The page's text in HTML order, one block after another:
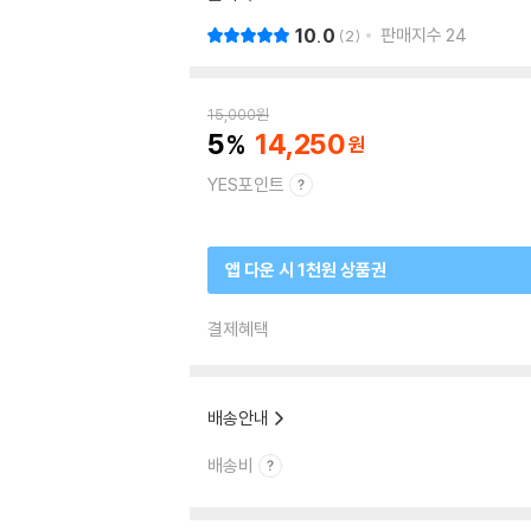
10.0 2 판매지수 24
15,000원
5 14,250
YES포인트
앱 다운 시 1천원 상품권
결제혜택
배송안내
배송비